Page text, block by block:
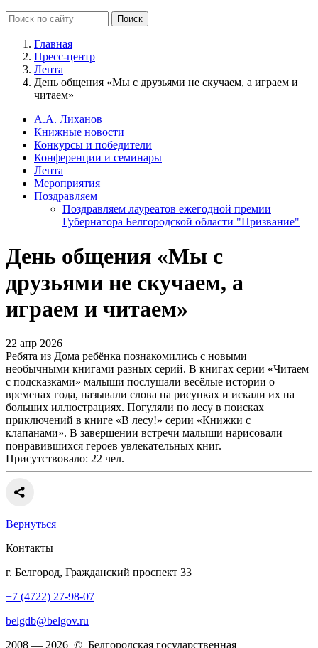
Главная
Пресс-центр
Лента
День общения «Мы с друзьями не скучаем, а играем и
читаем»
А.А. Лиханов
Книжные новости
Конкурсы и победители
Конференции и семинары
Лента
Мероприятия
Поздравляем
Поздравляем лауреатов ежегодной премии
Губернатора Белгородской области "Призвание"
День общения «Мы с
друзьями не скучаем, а
играем и читаем»
22 апр 2026
Ребята из Дома ребёнка познакомились с новыми
необычными книгами разных серий. В книгах серии «Читаем
с подсказками» малыши послушали весёлые истории о
временах года, называли слова на рисунках и искали их на
больших иллюстрациях. Погуляли по лесу в поисках
приключений в книге «В лесу!» серии «Книжки с
клапанами». В завершении встречи малыши нарисовали
понравившихся героев увлекательных книг.
Присутствовало: 22 чел.
Вернуться
Контакты
г. Белгород, Гражданский проспект 33
+7 (4722) 27-98-07
belgdb@belgov.ru
2008 — 2026 © Белгородская государственная